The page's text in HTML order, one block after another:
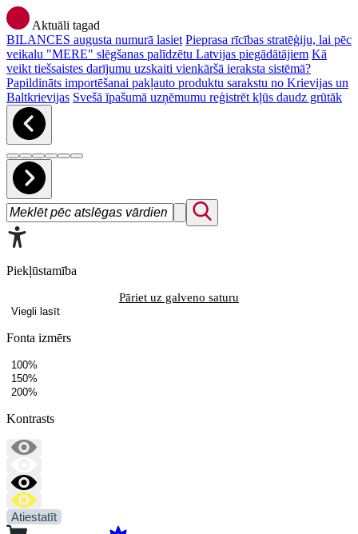
Aktuāli tagad
BILANCES augusta numurā lasiet Pieprasa rīcības stratēģiju, lai pēc
veikalu "MERE" slēgšanas palīdzētu Latvijas piegādātājiem Kā
veikt tiešsaistes darījumu uzskaiti vienkāršā ieraksta sistēmā?
Papildināts importēšanai pakļauto produktu sarakstu no Krievijas un
Baltkrievijas Svešā īpašumā uzņēmumu reģistrēt kļūs daudz grūtāk
Piekļūstamība
Pāriet uz galveno saturu
Viegli lasīt
Fonta izmērs
100%
150%
200%
Kontrasts
Atiestatīt